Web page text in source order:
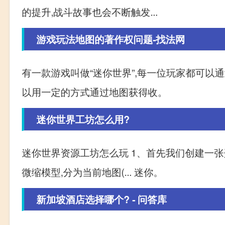
的提升,战斗故事也会不断触发...
游戏玩法地图的著作权问题-找法网
有一款游戏叫做“迷你世界”,每一位玩家都可以
以用一定的方式通过地图获得收。
迷你世界工坊怎么用?
迷你世界资源工坊怎么玩 1、首先我们创建一
微缩模型,分为当前地图(... 迷你。
新加坡酒店选择哪个? - 问答库